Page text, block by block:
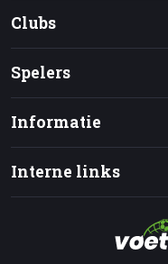
Clubs
Spelers
Informatie
Interne links